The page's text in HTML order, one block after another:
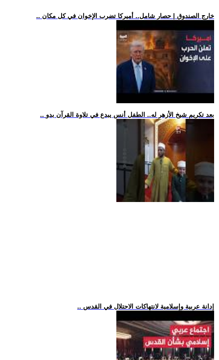
.. خارج الصندوق | حصار شامل.. أميركا تضرب الإخوان في كل مكان
.. بعد تكريم شيخ الأزهر له.. الطفل أنس يبدع في تلاوة القرآن بدو
.. إدانة عربية وإسلامية لانتهاكات الاحتلال في القدس